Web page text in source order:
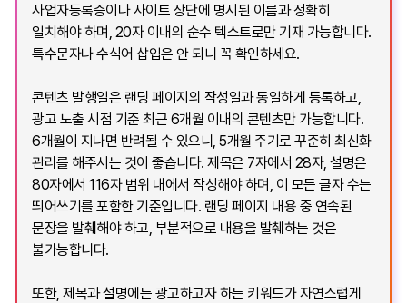
사업자등록증이나 사이트 상단에 명시된 이름과 정확히
일치해야 하며, 20자 이내의 순수 텍스트로만 기재 가능합니다.
특수문자나 수식어 삽입은 안 되니 꼭 확인하세요.
콘텐츠 발행일은 랜딩 페이지의 작성일과 동일하게 등록하고,
광고 노출 시점 기준 최근 6개월 이내의 콘텐츠만 가능합니다.
6개월이 지나면 반려될 수 있으니, 5개월 주기로 꾸준히 최신화
관리를 해주시는 것이 좋습니다. 제목은 7자에서 28자, 설명은
80자에서 116자 범위 내에서 작성해야 하며, 이 모든 글자 수는
띄어쓰기를 포함한 기준입니다. 랜딩 페이지 내용 중 연속된
문장을 발췌해야 하고, 부분적으로 내용을 발췌하는 것은
불가능합니다.
또한, 제목과 설명에는 광고하고자 하는 키워드가 자연스럽게